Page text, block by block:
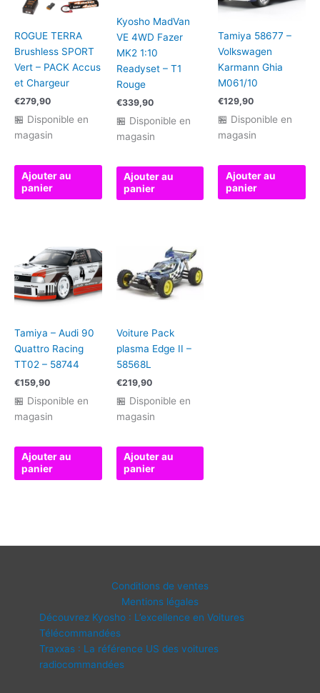
ROGUE TERRA
Brushless SPORT
Vert – PACK Accus
et Chargeur
€279,90
🏪 Disponible en
magasin
Ajouter au
panier
Kyosho MadVan
VE 4WD Fazer
MK2 1:10
Readyset – T1
Rouge
€339,90
🏪 Disponible en
magasin
Ajouter au
panier
Tamiya 58677 –
Volkswagen
Karmann Ghia
M061/10
€129,90
🏪 Disponible en
magasin
Ajouter au
panier
Tamiya – Audi 90
Quattro Racing
TT02 – 58744
€159,90
🏪 Disponible en
magasin
Ajouter au
panier
Voiture Pack
plasma Edge II –
58568L
€219,90
🏪 Disponible en
magasin
Ajouter au
panier
Conditions de ventes
Mentions légales
Découvrez Kyosho : L’excellence en Voitures
Télécommandées
Traxxas : La référence US des voitures
radiocommandées